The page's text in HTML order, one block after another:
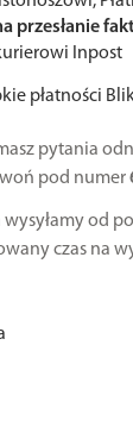
przesłanie
Inpost
płatności
pytania
pod numer
od
czas na